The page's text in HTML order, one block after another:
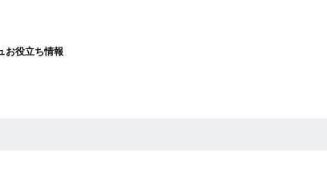
お役立ち情報